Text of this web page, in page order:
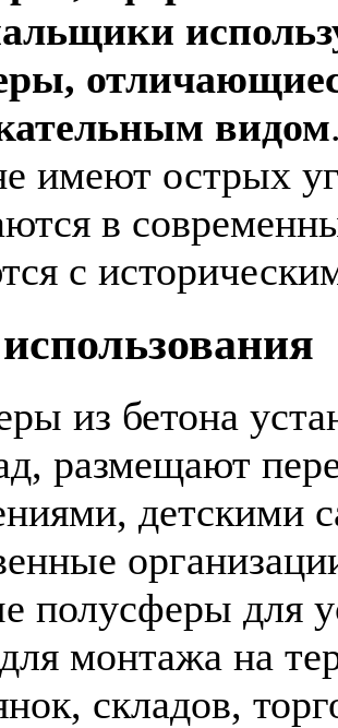
видом
имеют острых
в
с
из бетона
размещают
детскими
полусферы для
монтажа на
складов,